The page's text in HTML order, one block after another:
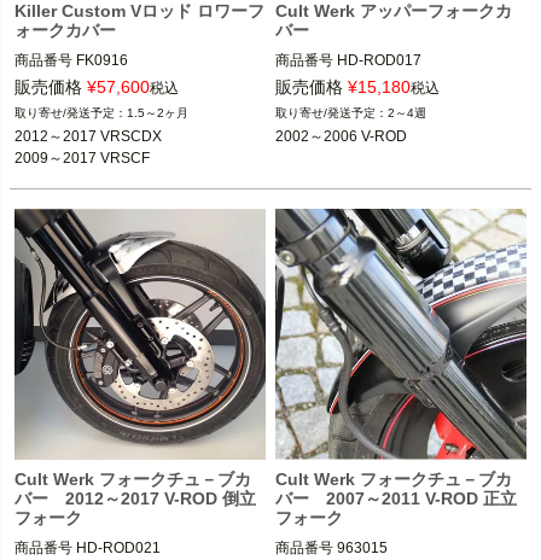
Killer Custom Vロッド ロワーフ
ォークカバー
商品番号 FK0916
販売価格 ¥57,600税込
1.5～2ヶ月
2012～2017 VRSCDX
2009～2017 VRSCF
Cult Werk アッパーフォークカ
バー
商品番号 HD-ROD017
旧型番：963008
M型番：HD-ROD017
CULT WERK（カルトワーク）
販売価格 ¥15,180税込
2～4週
2002～2006 V-ROD
Cult Werk フォークチュ－ブカ
バー 2012～2017 V-ROD 倒立
フォーク
商品番号 HD-ROD021
Cult Werk フォークチュ－ブカ
バー 2007～2011 V-ROD 正立
フォーク
商品番号 963015